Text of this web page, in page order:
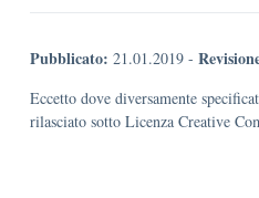
Pubblicato: 21.01.2019 -
Eccetto dove diversamente
rilasciato sotto Licenza Creative